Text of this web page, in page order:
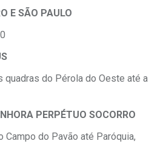
E SÃO PAULO
quadras do Pérola do Oeste até a
PERPÉTUO SOCORRO
do Pavão até Paróquia,